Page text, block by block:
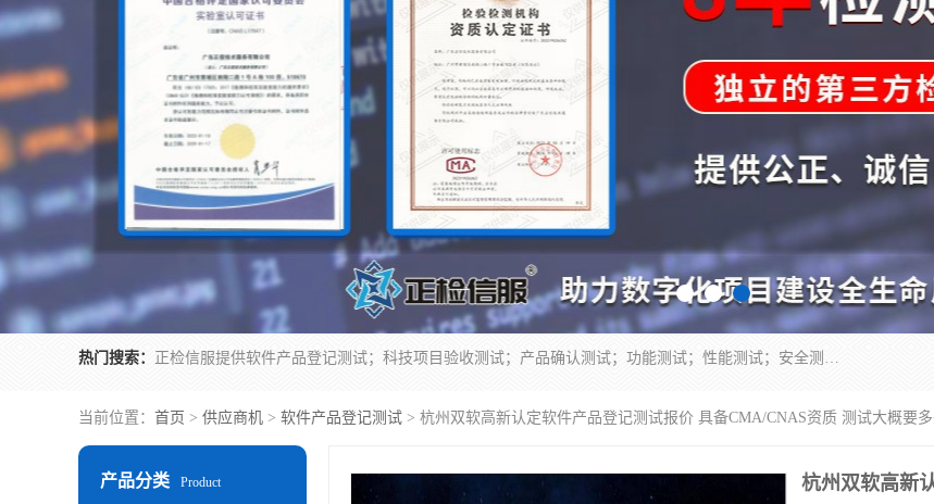
热门搜索： 正检信服提供软件产品登记测试；科技项目验收测试；产品确认测试；功能测试；性能测试；安全测试；代码审计测试；漏洞扫描测试；渗透测试；风险评估测试；信息安全等级保护测评；双软认定；实验室建设质量体系建设；软件着作权、软件评测等服务。
当前位置： 首页 > 供应商机 > 软件产品登记测试 > 杭州双软高新认定软件产品登记测试报价 具备CMA/CNAS资质 测试大概要
产品分类 Product
杭州双软高新